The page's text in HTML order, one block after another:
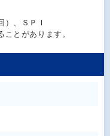
、ＳＰＩ
とがあります。